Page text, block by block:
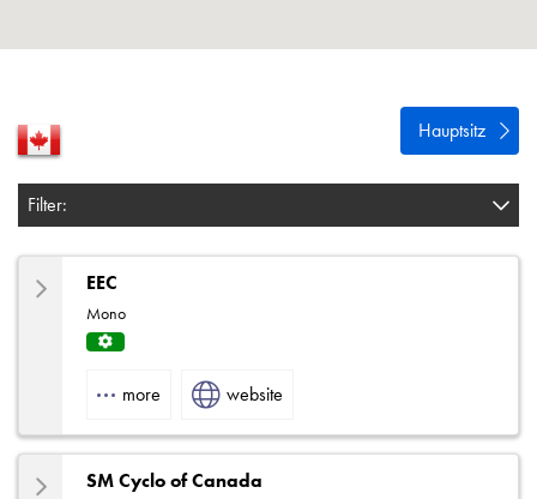
Hauptsitz
Filter:
EEC
Mono
Centr more website
SM Cyclo of Canada
Sitemap
Einloggen